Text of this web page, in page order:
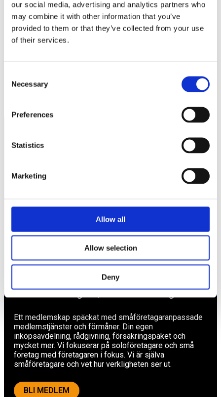
our social media, advertising and analytics partners who
may combine it with other information that you’ve
provided to them or that they’ve collected from your use
of their services.
Selection
Necessary
Preferences
Statistics
Marketing
Allow all
Allow selection
Deny
Spara mitt namn, min e-postadress och webbplats i denna
webbläsare till nästa gång jag skriver en kommentar.
3:12 reglerna
8 av 10 företag har svårt att hitta kompetent arbetskraft.
Av småföretagare, för småföretagare
Ett medlemskap späckat med småföretagaranpassade
medlemstjänster och förmåner. Din egen
inköpsavdelning, rådgivning, försäkringspaket och
mycket mer. Vi fokuserar på soloföretagare och små
företag med företagaren i fokus. Vi är själva
småföretagare och vet hur verkligheten ser ut.
BLI MEDLEM
Näringspolitik
Nyheter
Om oss